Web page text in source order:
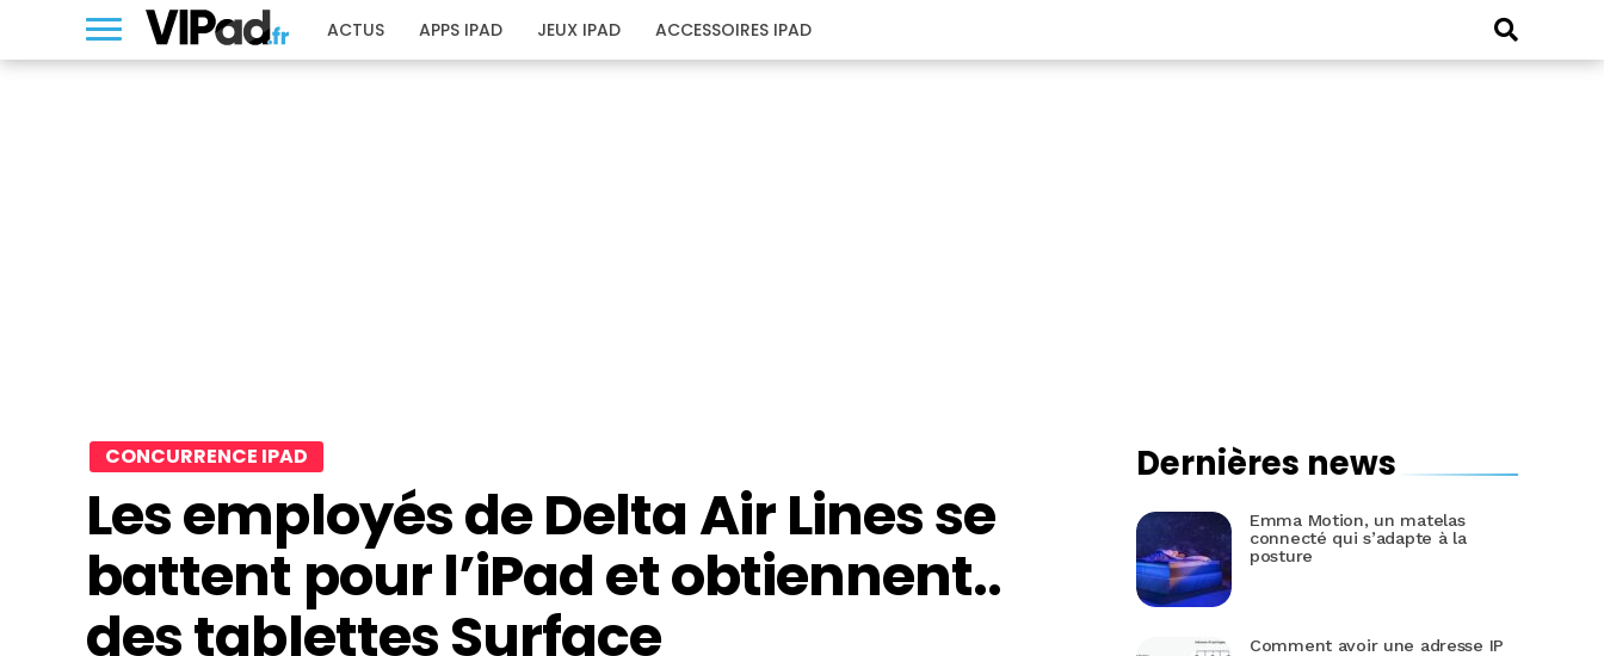
ACTUS APPS IPAD JEUX IPAD ACCESSOIRES IPAD
CONCURRENCE IPAD
Les employés de Delta Air Lines se
battent pour l’iPad et obtiennent..
des tablettes Surface
Dernières news
Emma Motion, un matelas
connecté qui s’adapte à la
posture
Comment avoir une adresse IP